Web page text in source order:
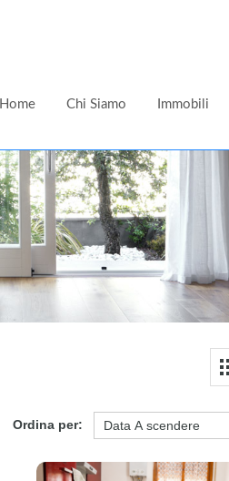
Home Chi Siamo Immobili
Ordina per: